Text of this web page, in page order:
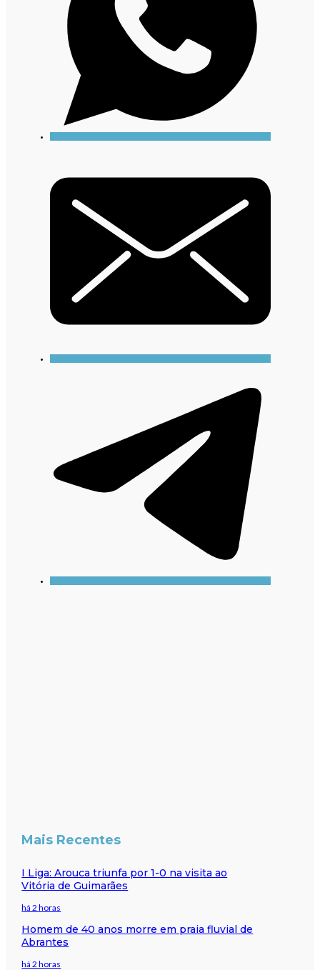
Mais Recentes
I Liga: Arouca triunfa por 1-0 na visita ao
Vitória de Guimarães
há 2 horas
Homem de 40 anos morre em praia fluvial de
Abrantes
há 2 horas